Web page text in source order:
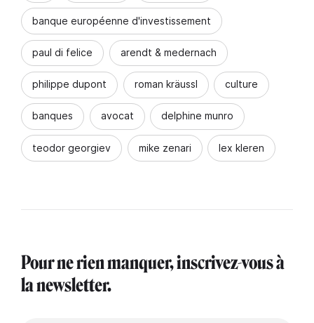
banque européenne d'investissement
paul di felice arendt & medernach
philippe dupont roman kräussl culture
banques avocat delphine munro
teodor georgiev mike zenari lex kleren
Pour ne rien manquer, inscrivez-vous à
la newsletter.